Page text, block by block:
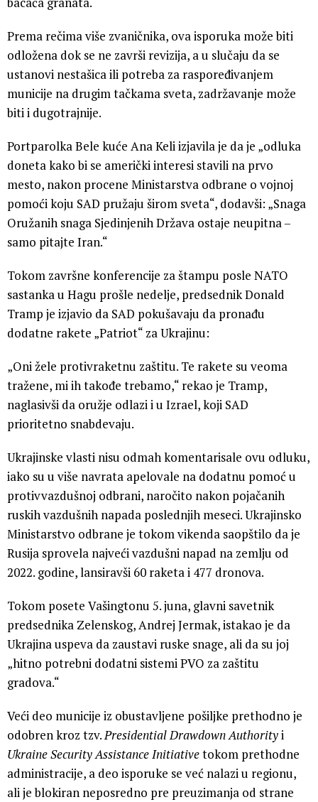
Prema rečima više zvaničnika, ova isporuka može biti
odložena dok se ne završi revizija, a u slučaju da se
ustanovi nestašica ili potreba za raspoređivanjem
municije na drugim tačkama sveta, zadržavanje može
biti i dugotrajnije.
Portparolka Bele kuće Ana Keli izjavila je da je „odluka
doneta kako bi se američki interesi stavili na prvo
mesto, nakon procene Ministarstva odbrane o vojnoj
pomoći koju SAD pružaju širom sveta“, dodavši: „Snaga
Oružanih snaga Sjedinjenih Država ostaje neupitna –
samo pitajte Iran.“
Tokom završne konferencije za štampu posle NATO
sastanka u Hagu prošle nedelje, predsednik Donald
Tramp je izjavio da SAD pokušavaju da pronađu
dodatne rakete „Patriot“ za Ukrajinu:
„Oni žele protivraketnu zaštitu. Te rakete su veoma
tražene, mi ih takođe trebamo,“ rekao je Tramp,
naglasivši da oružje odlazi i u Izrael, koji SAD
prioritetno snabdevaju.
Ukrajinske vlasti nisu odmah komentarisale ovu odluku,
iako su u više navrata apelovale na dodatnu pomoć u
protivvazdušnoj odbrani, naročito nakon pojačanih
ruskih vazdušnih napada poslednjih meseci. Ukrajinsko
Ministarstvo odbrane je tokom vikenda saopštilo da je
Rusija sprovela najveći vazdušni napad na zemlju od
2022. godine, lansiravši 60 raketa i 477 dronova.
Tokom posete Vašingtonu 5. juna, glavni savetnik
predsednika Zelenskog, Andrej Jermak, istakao je da
Ukrajina uspeva da zaustavi ruske snage, ali da su joj
„hitno potrebni dodatni sistemi PVO za zaštitu
gradova.“
Veći deo municije iz obustavljene pošiljke prethodno je
odobren kroz tzv.Presidential Drawdown Authorityi
Ukraine Security Assistance Initiativetokom prethodne
administracije, a deo isporuke se već nalazi u regionu,
ali je blokiran neposredno pre preuzimanja od strane